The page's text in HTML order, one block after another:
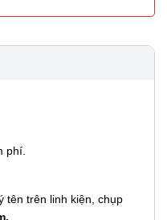
phí.
tên trên linh kiện, chụp